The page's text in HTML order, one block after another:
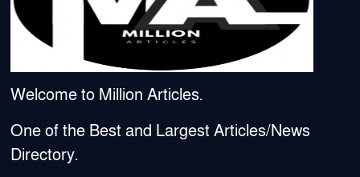
Welcome to Million Articles.
One of the Best and Largest Articles/News
Directory.